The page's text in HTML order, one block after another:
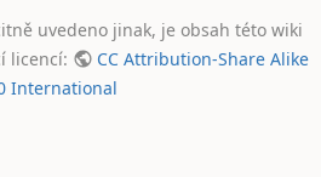
uvedeno jinak, je obsah této wiki
licencí:
CC Attribution-Share Alike
International